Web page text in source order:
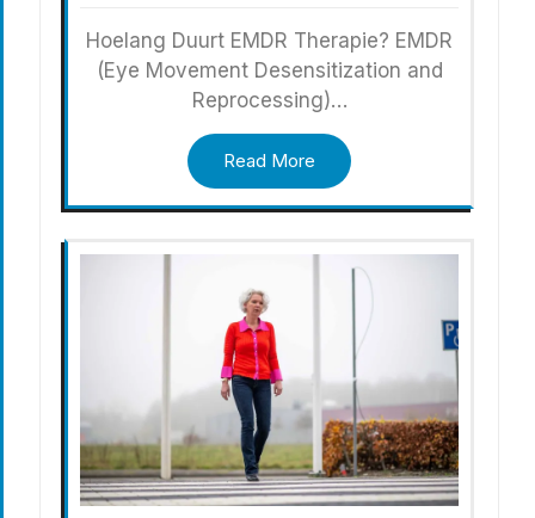
Hoelang Duurt EMDR Therapie? EMDR
(Eye Movement Desensitization and
Reprocessing)…
Read More